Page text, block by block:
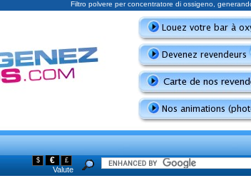
Filtro polvere per concentratore di ossigeno,
$ € £
Valute